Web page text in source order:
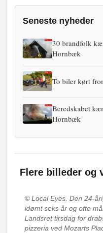
Seneste nyheder
30 brandfolk
Hornbæk
To biler kørt
Beredskabet
Hornbæk
Flere billeder og
© Local Eyes. Den 24-
idømt seks år og otte
Landsret tirsdag for
pizzeria ved Mozarts